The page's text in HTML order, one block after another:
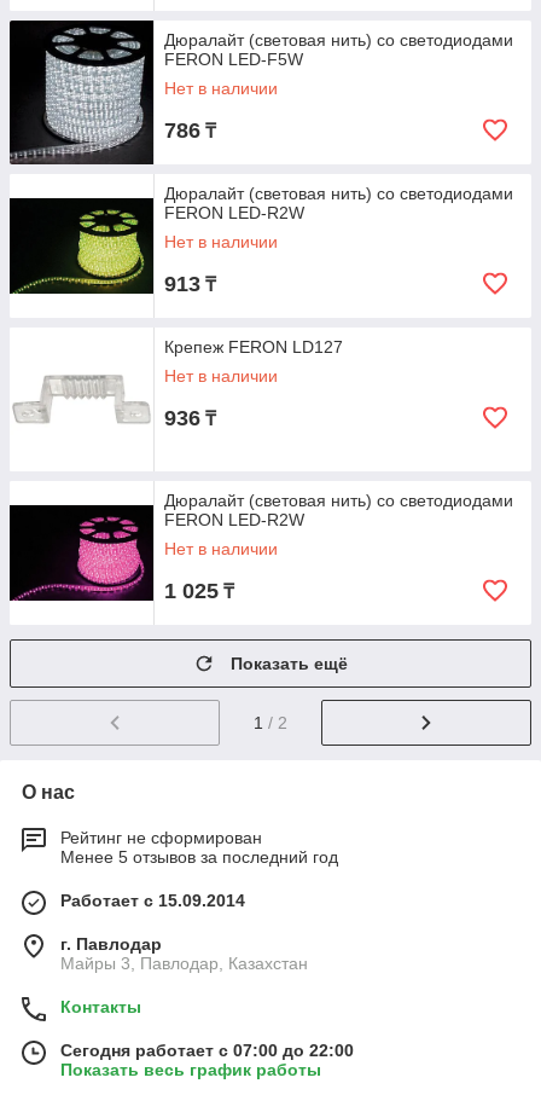
Дюралайт (световая нить) со светодиодами
FERON LED-F5W
Нет в наличии
786 ₸
Дюралайт (световая нить) со светодиодами
FERON LED-R2W
Нет в наличии
913 ₸
Крепеж FERON LD127
Нет в наличии
936 ₸
Дюралайт (световая нить) со светодиодами
FERON LED-R2W
Нет в наличии
1 025 ₸
Показать ещё
1 / 2
О нас
Рейтинг не сформирован
Менее 5 отзывов за последний год
Работает с 15.09.2014
г. Павлодар
Майры 3, Павлодар, Казахстан
Контакты
Сегодня работает с 07:00 до 22:00
Показать весь график работы